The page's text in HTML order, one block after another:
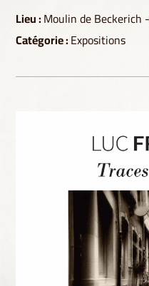
Lieu :Moulin de Beckerich
Catégorie :Expositions